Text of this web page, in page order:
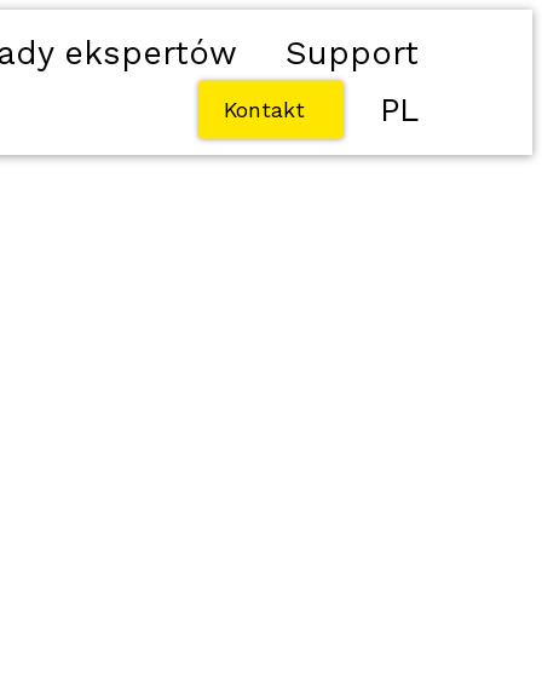
ekspertów Support
Kontakt PL